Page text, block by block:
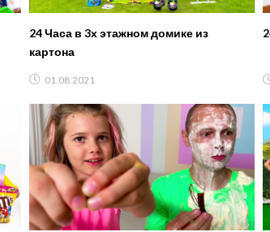
24 Часа в 3х этажном домике из
картона
01.08.2021